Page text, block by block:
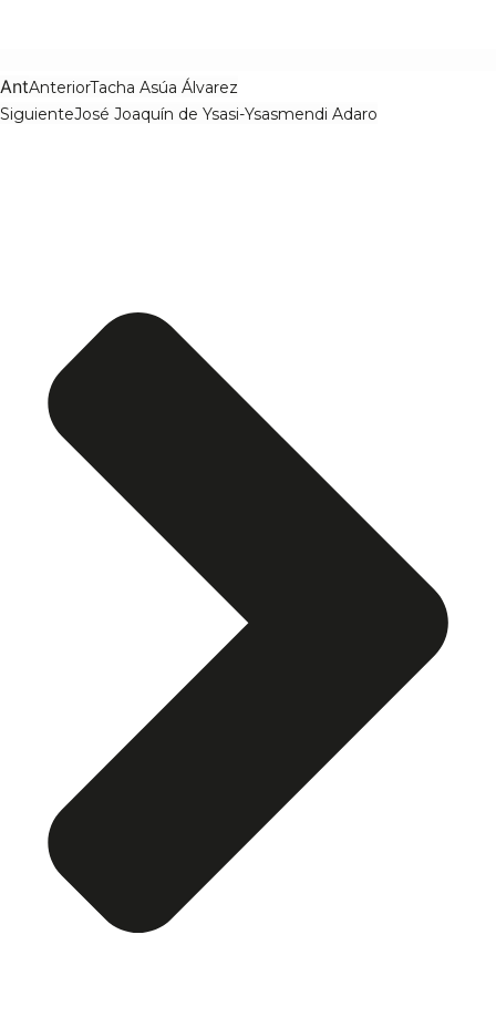
AntAnteriorTacha Asúa Álvarez
SiguienteJosé Joaquín de Ysasi-Ysasmendi Adaro